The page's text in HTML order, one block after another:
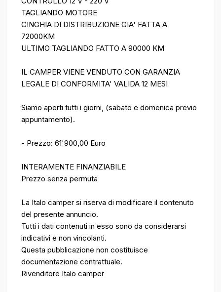
TAGLIANDO MOTORE
CINGHIA DI DISTRIBUZIONE GIA' FATTA A
72000KM
ULTIMO TAGLIANDO FATTO A 90000 KM
IL CAMPER VIENE VENDUTO CON GARANZIA
LEGALE DI CONFORMITA' VALIDA 12 MESI
Siamo aperti tutti i giorni, (sabato e domenica previo
appuntamento).
- Prezzo: 61'900,00 Euro
INTERAMENTE FINANZIABILE
Prezzo senza permuta
La Italo camper si riserva di modificare il contenuto
del presente annuncio.
Tutti i dati contenuti in esso sono da considerarsi
indicativi e non vincolanti.
Questa pubblicazione non costituisce
documentazione contrattuale.
Rivenditore Italo camper